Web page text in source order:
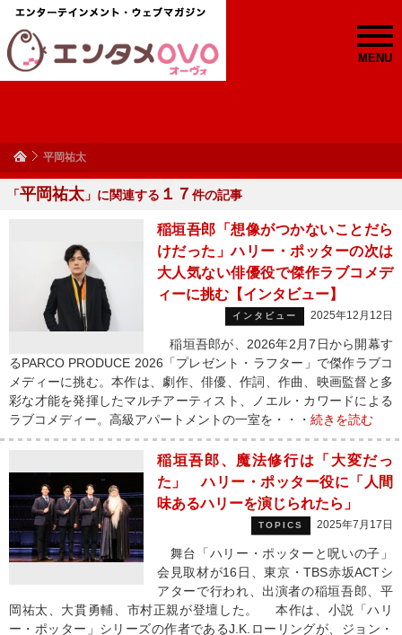
MENU
平岡祐太
「平岡祐太 」に関連する １７ 件の記事
稲垣吾郎「想像がつかないことだら
けだった」ハリー・ポッターの次は
大人気ない俳優役で傑作ラブコメデ
ィーに挑む【インタビュー】
インタビュー 2025年12月12日
稲垣吾郎が、2026年2月7日から開幕す
るPARCO PRODUCE 2026「プレゼント・ラフター」で傑作ラブコ
メディーに挑む。本作は、劇作、俳優、作詞、作曲、映画監督と多
彩な才能を発揮したマルチアーティスト、ノエル・カワードによる
ラブコメディー。高級アパートメントの一室を・・・ 続きを読む
稲垣吾郎、魔法修行は「大変だっ
た」 ハリー・ポッター役に「人間
味あるハリーを演じられたら」
TOPICS 2025年7月17日
舞台「ハリー・ポッターと呪いの子」
会見取材が16日、東京・TBS赤坂ACTシ
アターで行われ、出演者の稲垣吾郎、平
岡祐太、大貫勇輔、市村正親が登壇した。 本作は、小説「ハリ
ー・ポッター」シリーズの作者であるJ.K.ローリングが、ジョン・